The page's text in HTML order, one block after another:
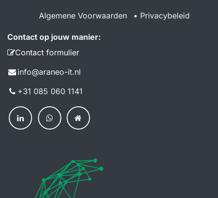
Algemene Voorwaarden • Privacybeleid
Contact op jouw manier:
Contact formulier
info@a​raneo-it.nl
+31 085 060 114​1